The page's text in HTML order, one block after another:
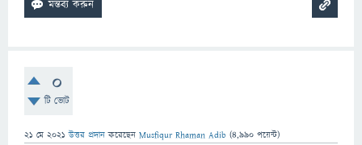
0
টি ভোট
21 মে 2021 উত্তর প্রদান করেছেন Musfiqur Rhaman Adib (4,990 পয়েন্ট)